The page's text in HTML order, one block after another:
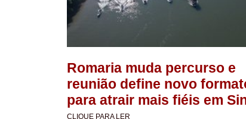
Romaria muda percurso e
reunião define novo
para atrair mais fiéis em
CLIQUE PARA LER